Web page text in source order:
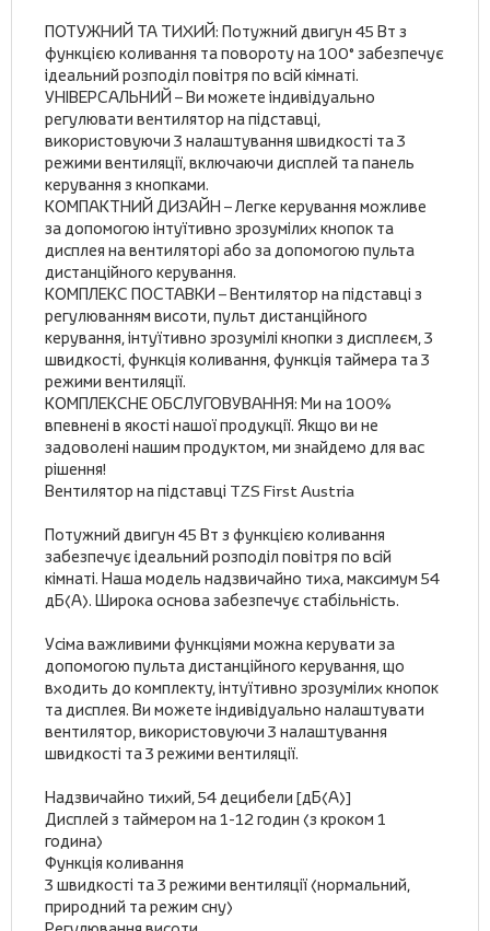
ПОТУЖНИЙ ТА ТИХИЙ: Потужний двигун 45 Вт з
функцією коливання та повороту на 100° забезпечує
ідеальний розподіл повітря по всій кімнаті.
УНІВЕРСАЛЬНИЙ – Ви можете індивідуально
регулювати вентилятор на підставці,
використовуючи 3 налаштування швидкості та 3
режими вентиляції, включаючи дисплей та панель
керування з кнопками.
КОМПАКТНИЙ ДИЗАЙН – Легке керування можливе
за допомогою інтуїтивно зрозумілих кнопок та
дисплея на вентиляторі або за допомогою пульта
дистанційного керування.
КОМПЛЕКС ПОСТАВКИ – Вентилятор на підставці з
регулюванням висоти, пульт дистанційного
керування, інтуїтивно зрозумілі кнопки з дисплеєм, 3
швидкості, функція коливання, функція таймера та 3
режими вентиляції.
КОМПЛЕКСНЕ ОБСЛУГОВУВАННЯ: Ми на 100%
впевнені в якості нашої продукції. Якщо ви не
задоволені нашим продуктом, ми знайдемо для вас
рішення!
Вентилятор на підставці TZS First Austria
Потужний двигун 45 Вт з функцією коливання
забезпечує ідеальний розподіл повітря по всій
кімнаті. Наша модель надзвичайно тиха, максимум 54
дБ(А). Широка основа забезпечує стабільність.
Усіма важливими функціями можна керувати за
допомогою пульта дистанційного керування, що
входить до комплекту, інтуїтивно зрозумілих кнопок
та дисплея. Ви можете індивідуально налаштувати
вентилятор, використовуючи 3 налаштування
швидкості та 3 режими вентиляції.
Надзвичайно тихий, 54 децибели [дБ(А)]
Дисплей з таймером на 1-12 годин (з кроком 1
година)
Функція коливання
3 швидкості та 3 режими вентиляції (нормальний,
природний та режим сну)